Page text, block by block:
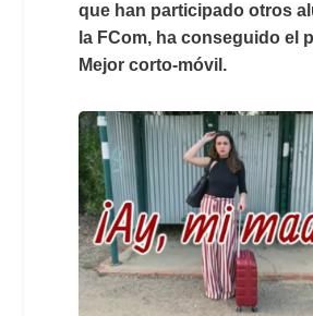
que han participado otros
la FCom, ha conseguido el
Mejor corto-móvil.